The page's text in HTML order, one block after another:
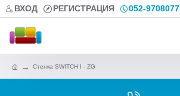
ВХОД РЕГИСТРАЦИЯ 052-9708077
Стенка SWITCH I - ZG